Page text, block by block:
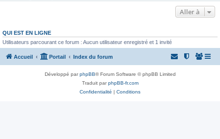
Aller à
QUI EST EN LIGNE
Utilisateurs parcourant ce forum : Aucun utilisateur enregistré et 1 invité
Accueil Portail Index du forum
Développé parphpBB® Forum Software © phpBB Limited
Traduit parphpBB-fr.com
Confidentialité | Conditions